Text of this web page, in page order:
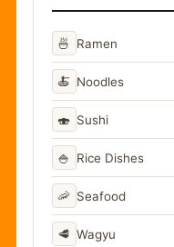
🍜 Ramen
🍝 Noodles
🍣 Sushi
🍚 Rice Dishes
🦐 Seafood
🥩 Wagyu